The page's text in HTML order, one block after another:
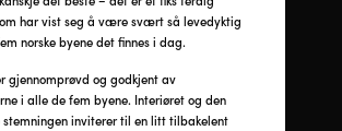
har vist seg å være svært så levedyktig
norske byene det finnes i dag.
gjennomprøvd og godkjent av
i alle de fem byene. Interiøret og den
stemningen inviterer til en litt tilbakelent